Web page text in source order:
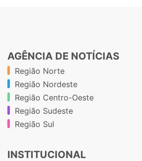
AGÊNCIA DE NOTÍCIAS
Região Norte
Região Nordeste
Região Centro-Oeste
Região Sudeste
Região Sul
INSTITUCIONAL